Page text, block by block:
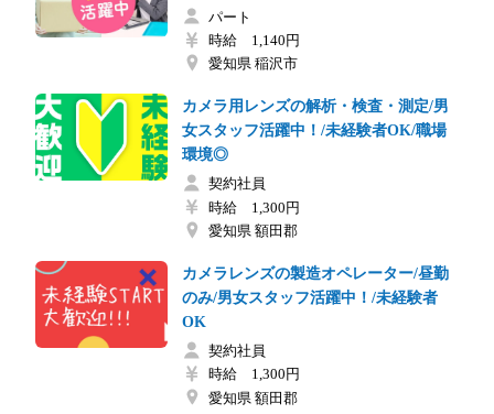
パート
時給 1,140円
愛知県 稲沢市
カメラ用レンズの解析・検査・測定/男
女スタッフ活躍中！/未経験者OK/職場
環境◎
契約社員
時給 1,300円
愛知県 額田郡
カメラレンズの製造オペレーター/昼勤
のみ/男女スタッフ活躍中！/未経験者
OK
契約社員
時給 1,300円
愛知県 額田郡